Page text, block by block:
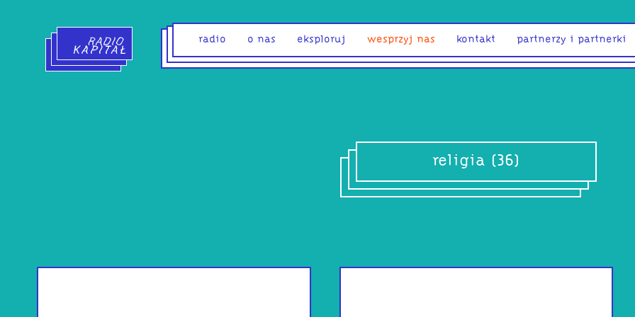
Radio Kapitał - strona główna
radio o nas eksploruj wesprzyj nas kontakt partnerzy i partnerki
religia (36)